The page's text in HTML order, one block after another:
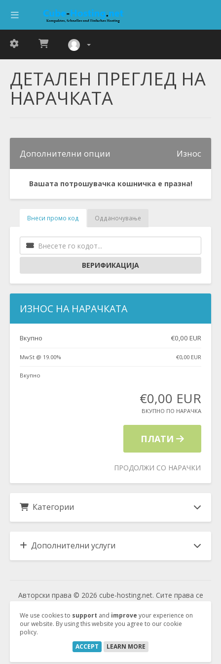
ДЕТАЛЕН ПРЕГЛЕД НА
НАРАЧКАТА
Дополнителни опции Износ
Вашата потрошувачка кошничка е празна!
Внеси промо код Одданочување
ВЕРИФИКАЦИЈА
ИЗНОС НА НАРАЧКАТА
Вкупно €0,00 EUR
MwSt @ 19.00% €0,00 EUR
Вкупно
€0,00 EUR
ВКУПНО ПО НАРАЧКА
ПЛАТИ
ПРОДОЛЖИ СО НАРАЧКИ
Категории
Дополнителни услуги
Авторски права © 2026 cube-hosting.net. Сите права се
Vertrag widerrufen
We use cookies to support and improve your experience on
our website. By using this website you agree to our cookie
policy.
ACCEPT
LEARN MORE